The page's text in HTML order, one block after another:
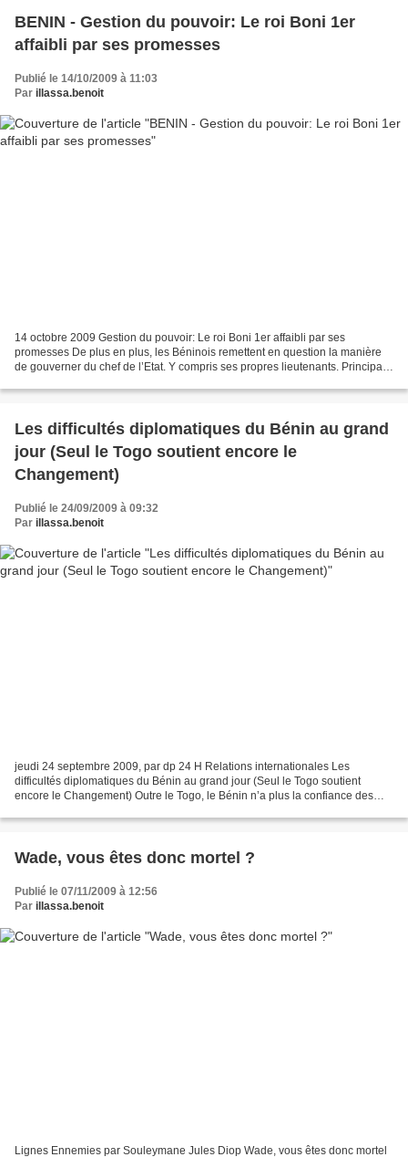
BENIN - Gestion du pouvoir: Le roi Boni 1er
affaibli par ses promesses
Publié le 14/10/2009 à 11:03
Par illassa.benoit
14 octobre 2009 Gestion du pouvoir: Le roi Boni 1er affaibli par ses
promesses De plus en plus, les Béninois remettent en question la manière
de gouverner du chef de l’Etat. Y compris ses propres lieutenants. Principale
Les difficultés diplomatiques du Bénin au grand
jour (Seul le Togo soutient encore le
Changement)
Publié le 24/09/2009 à 09:32
Par illassa.benoit
jeudi 24 septembre 2009, par dp 24 H Relations internationales Les
difficultés diplomatiques du Bénin au grand jour (Seul le Togo soutient
encore le Changement) Outre le Togo, le Bénin n’a plus la confiance des
Wade, vous êtes donc mortel ?
Publié le 07/11/2009 à 12:56
Par illassa.benoit
Lignes Ennemies par Souleymane Jules Diop Wade, vous êtes donc mortel